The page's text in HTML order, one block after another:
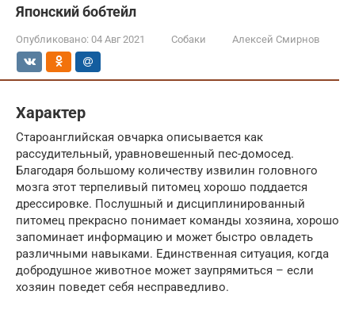
Японский бобтейл
Опубликовано: 04 Авг 2021 Собаки Алексей Смирнов
Характер
Староанглийская овчарка описывается как
рассудительный, уравновешенный пес-домосед.
Благодаря большому количеству извилин головного
мозга этот терпеливый питомец хорошо поддается
дрессировке. Послушный и дисциплинированный
питомец прекрасно понимает команды хозяина, хорошо
запоминает информацию и может быстро овладеть
различными навыками. Единственная ситуация, когда
добродушное животное может заупрямиться – если
хозяин поведет себя несправедливо.